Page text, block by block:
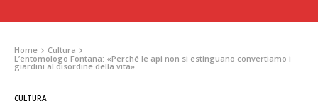
Home
Cultura
L’entomologo Fontana: «Perché le api non si estinguano convertiamo i
giardini al disordine della vita»
CULTURA